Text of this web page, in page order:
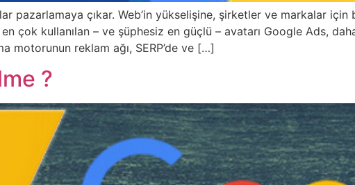
pazarlamaya çıkar. Web’in yükselişine, şirketler ve markalar
çok kullanılan – ve şüphesiz en güçlü – avatarı Google Ads,
motorunun reklam ağı, SERP’de ve […]
?